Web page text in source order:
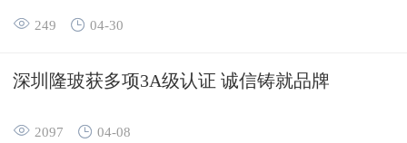
 249  04-30
深圳隆玻获多项3A级认证 诚信铸就品牌
 2097  04-08